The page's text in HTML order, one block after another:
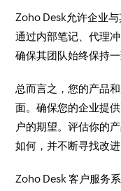
Zoho Desk允许企业
通过内部笔记、代理
确保其团队始终保持一
总而言之，您的产品
面。确保您的企业提
户的期望。评估你的
如何，并不断寻找改进
Zoho Desk 客户服务